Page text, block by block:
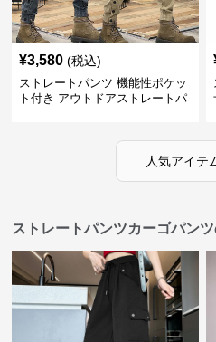
¥3,580 (税込)
ストレートパンツ 機能性ポケッ
ト付き アウトドアストレートパ
人気アイテ
ストレートパンツカーゴパン